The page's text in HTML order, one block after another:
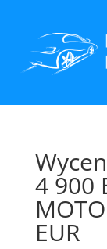
4 900
EUR